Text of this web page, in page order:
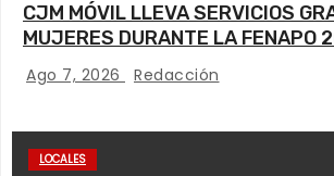
CJM MÓVIL LLEVA SERVICIOS
MUJERES DURANTE LA FENAPO
Ago 7, 2026 Redacción
LOCALES